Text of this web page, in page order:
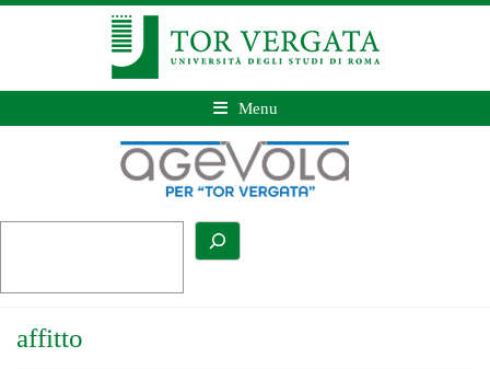
Menu
affitto